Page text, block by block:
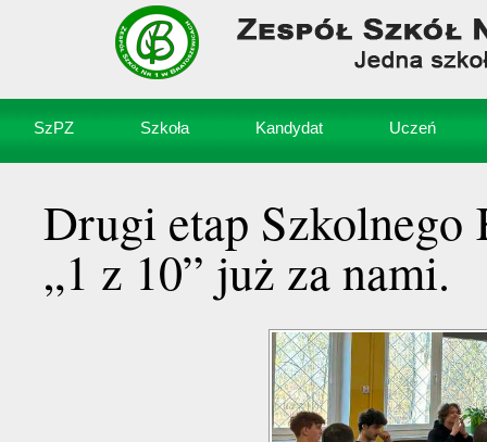
SzPZ Szkoła Kandydat Uczeń
Drugi etap Szkolnego
„1 z 10” już za nami.